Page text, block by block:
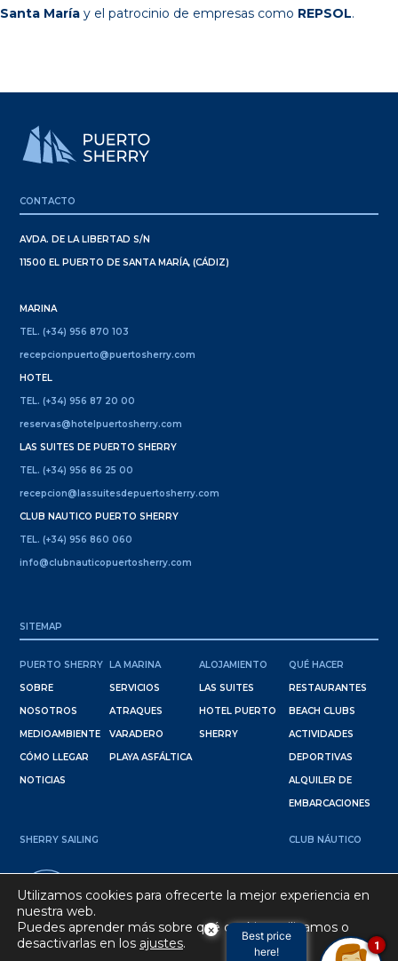
Santa María y el patrocinio de empresas como REPSOL.
CONTACTO
AVDA. DE LA LIBERTAD S/N
11500 EL PUERTO DE SANTA MARÍA, (CÁDIZ)
MARINA
TEL. (+34) 956 870 103
recepcionpuerto@puertosherry.com
HOTEL
TEL. (+34) 956 87 20 00
reservas@hotelpuertosherry.com
LAS SUITES DE PUERTO SHERRY
TEL. (+34) 956 86 25 00
recepcion@lassuitesdepuertosherry.com
CLUB NAUTICO PUERTO SHERRY
TEL. (+34) 956 860 060
info@clubnauticopuertosherry.com
SITEMAP
PUERTO SHERRY
SOBRE
NOSOTROS
MEDIOAMBIENTE
CÓMO LLEGAR
NOTICIAS
LA MARINA
SERVICIOS
ATRAQUES
VARADERO
PLAYA ASFÁLTICA
ALOJAMIENTO
LAS SUITES
HOTEL PUERTO
SHERRY
QUÉ HACER
RESTAURANTES
BEACH CLUBS
ACTIVIDADES
DEPORTIVAS
ALQUILER DE
EMBARCACIONES
SHERRY SAILING CLUB NÁUTICO
36º 34' 38" N
6º 15' 15 " W
Utilizamos cookies para ofrecerte la mejor experiencia en
nuestra web.
Puedes aprender más sobre qué cookies utilizamos o
desactivarlas en los ajustes.
×
Best price
here!
1